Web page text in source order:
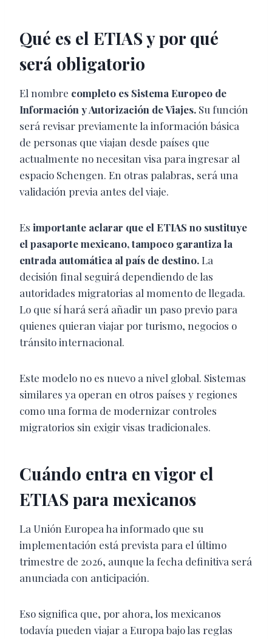
Qué es el ETIAS y por qué
será obligatorio
El nombre completo es Sistema Europeo de
Información y Autorización de Viajes. Su función
será revisar previamente la información básica
de personas que viajan desde países que
actualmente no necesitan visa para ingresar al
espacio Schengen. En otras palabras, será una
validación previa antes del viaje.
Es importante aclarar que el ETIAS no sustituye
el pasaporte mexicano, tampoco garantiza la
entrada automática al país de destino.La
decisión final seguirá dependiendo de las
autoridades migratorias al momento de llegada.
Lo que sí hará será añadir un paso previo para
quienes quieran viajar por turismo, negocios o
tránsito internacional.
Este modelo no es nuevo a nivel global. Sistemas
similares ya operan en otros países y regiones
como una forma de modernizar controles
migratorios sin exigir visas tradicionales.
Cuándo entra en vigor el
ETIAS para mexicanos
La Unión Europea ha informado que su
implementación está prevista para el último
trimestre de 2026, aunque la fecha definitiva será
anunciada con anticipación.
Eso significa que, por ahora, los mexicanos
todavía pueden viajar a Europa bajo las reglas